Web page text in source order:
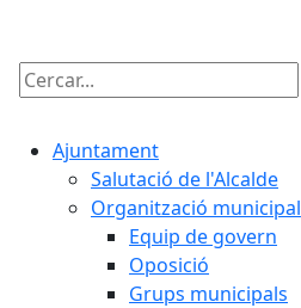
Cercar:
Ajuntament
Salutació de l'Alcalde
Organització municipal
Equip de govern
Oposició
Grups municipals